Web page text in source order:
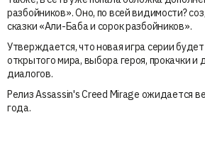
разбойников». Оно, по всей видимости?
сказки «Али-Баба и сорок разбойников».
Утверждается, что новая игра серии
открытого мира, выбора героя, прокачки
диалогов.
Релиз Assassin's Creed Mirage ожидается
года.